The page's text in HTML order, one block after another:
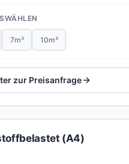
7m³ 10m³
zur Preisanfrage
(A4)